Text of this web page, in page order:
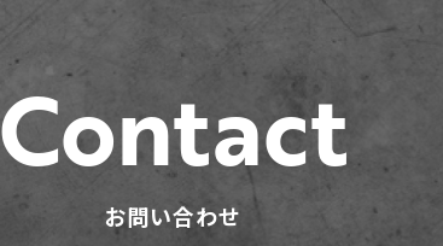
Contact
お問い合わせ